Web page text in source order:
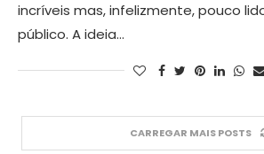
incríveis mas, infelizmente, pouco
público. A ideia…
CARREGAR MAIS POSTS